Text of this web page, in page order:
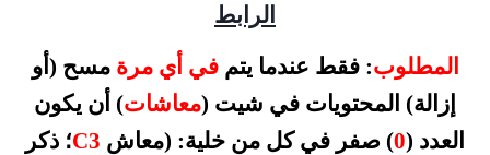
الرابط
المطلوب: فقط عندما يتم في أي مرةمسح (أو
إزالة) المحتويات في شيت (معاشات) أن يكون
العدد (0) صفر في كل من خلية: (معاش C3؛ ذكر